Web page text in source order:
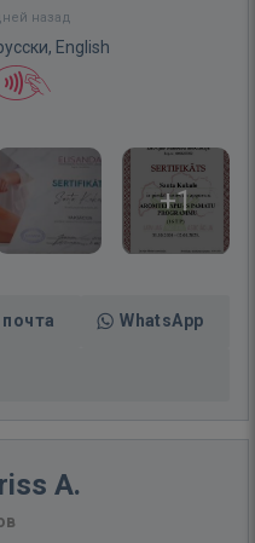
назад
English
+1
WhatsApp
A.